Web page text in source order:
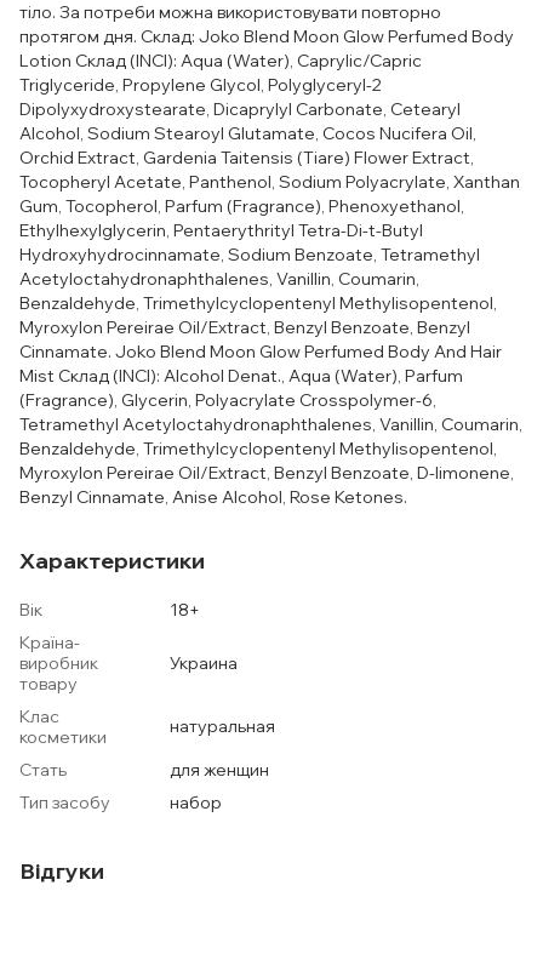
тіло. За потреби можна використовувати повторно
протягом дня. Склад: Joko Blend Moon Glow Perfumed Body
Lotion Склад (INCI): Aqua (Water), Caprylic/Capric
Triglyceride, Propylene Glycol, Polyglyceryl-2
Dipolyxydroxystearate, Dicaprylyl Carbonate, Cetearyl
Alcohol, Sodium Stearoyl Glutamate, Cocos Nucifera Oil,
Orchid Extract, Gardenia Taitensis (Tiare) Flower Extract,
Tocopheryl Acetate, Panthenol, Sodium Polyacrylate, Xanthan
Gum, Tocopherol, Parfum (Fragrance), Phenoxyethanol,
Ethylhexylglycerin, Pentaerythrityl Tetra-Di-t-Butyl
Hydroxyhydrocinnamate, Sodium Benzoate, Tetramethyl
Acetyloctahydronaphthalenes, Vanillin, Coumarin,
Benzaldehyde, Trimethylcyclopentenyl Methylisopentenol,
Myroxylon Pereirae Oil/Extract, Benzyl Benzoate, Benzyl
Cinnamate. Joko Blend Moon Glow Perfumed Body And Hair
Mist Склад (INCI): Alcohol Denat., Aqua (Water), Parfum
(Fragrance), Glycerin, Polyacrylate Crosspolymer-6,
Tetramethyl Acetyloctahydronaphthalenes, Vanillin, Coumarin,
Benzaldehyde, Trimethylcyclopentenyl Methylisopentenol,
Myroxylon Pereirae Oil/Extract, Benzyl Benzoate, D-limonene,
Benzyl Cinnamate, Anise Alcohol, Rose Ketones.
Характеристики
Вік
18+
Країна-
виробник
товару
Украина
Клас
косметики
натуральная
Стать
для женщин
Тип засобу
набор
Відгуки